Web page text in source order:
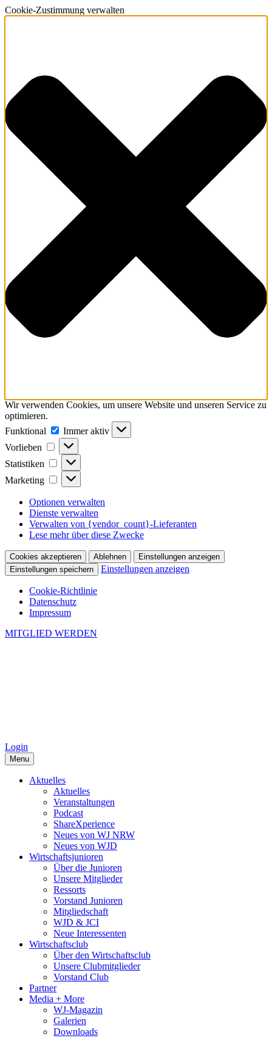
Cookie-Zustimmung verwalten
Wir verwenden Cookies, um unsere Website und unseren Service zu
optimieren.
Funktional
Funktional
Immer aktiv
Vorlieben
Vorlieben
Statistiken Statistiken
Marketing Marketing
Optionen verwalten
Dienste verwalten
Verwalten von {vendor_count}-Lieferanten
Lese mehr über diese Zwecke
Cookies akzeptieren Ablehnen
Einstellungen anzeigen
Einstellungen speichern
Einstellungen anzeigen
Cookie-Richtlinie
Datenschutz
Impressum
MITGLIED WERDEN
Login
Menu
Aktuelles
Aktuelles
Veranstaltungen
Podcast
ShareXperience
Neues von WJ NRW
Neues von WJD
Wirtschaftsjunioren
Über die Junioren
Unsere Mitglieder
Ressorts
Vorstand Junioren
Mitgliedschaft
WJD & JCI
Neue Interessenten
Wirtschaftsclub
Über den Wirtschaftsclub
Unsere Clubmitglieder
Vorstand Club
Partner
Media + More
WJ-Magazin
Galerien
Downloads